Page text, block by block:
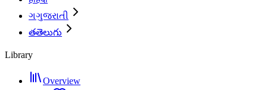
ગગુજરાતી
తతెలుగు
Library
Overview